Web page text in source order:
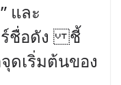
และ
อร์ชื่อดัง ชี้
ดเริ่มต้นของ